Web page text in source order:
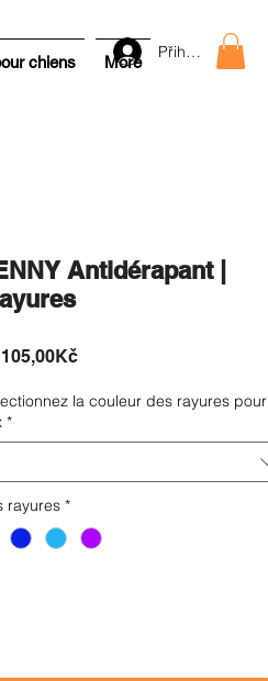
chiens More
Přihlásit
Antidérapant |
105,00KčPrix
la couleur des rayures pour
*
rayures *